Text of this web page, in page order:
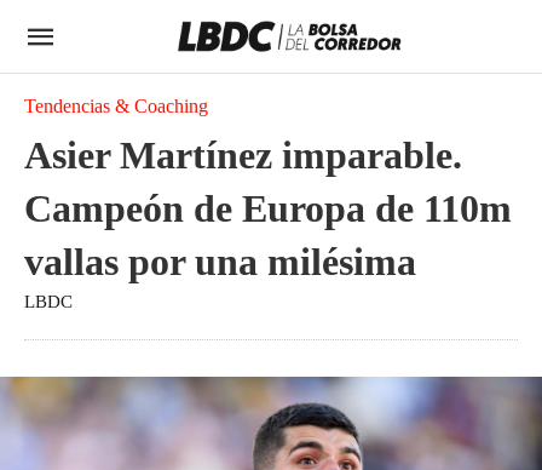
Tendencias & Coaching
Asier Martínez imparable.
Campeón de Europa de 110m
vallas por una milésima
LBDC